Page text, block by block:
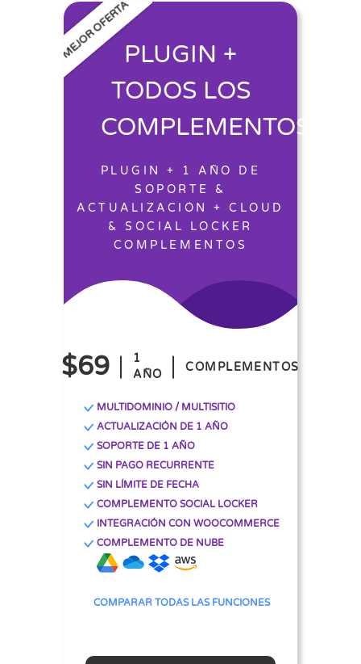
MEJOR OFERTAPLUGIN +
TODOS LOS
COMPLEMENTOS
PLUGIN + 1 AÑO DE
SOPORTE &
ACTUALIZACIÓN + CLOUD
& SOCIAL LOCKER
COMPLEMENTOS
$69
1
AÑO
COMPLEMENTOS
MULTIDOMINIO / MULTISITIO
ACTUALIZACIÓN DE 1 AÑO
SOPORTE DE 1 AÑO
SIN PAGO RECURRENTE
SIN LÍMITE DE FECHA
COMPLEMENTO SOCIAL LOCKER
INTEGRACIÓN CON WOOCOMMERCE
COMPLEMENTO DE NUBE
COMPARAR TODAS LAS FUNCIONES